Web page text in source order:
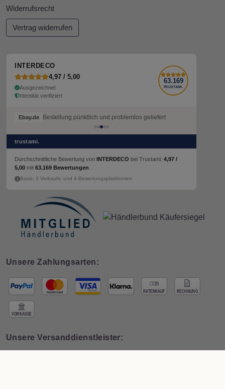
Widerrufsrecht
Vertrag widerrufen
INTERDECO
4,97 / 5,00
Ausgezeichnet
Identität verifiziert
63.169
TRUSTAMI.
Ebay.de Bestellung pünktlich und problemlos geliefert
trustami.
Durchschnittliche Bewertung von INTERDECO bei Trustami: 4,97 /
5,00 mit 63.169 Bewertungen
Basis: 3 Verkaufs- und 4 Bewertungsplattformen
Unsere Zahlungsarten:
Unsere Versanddienstleister: